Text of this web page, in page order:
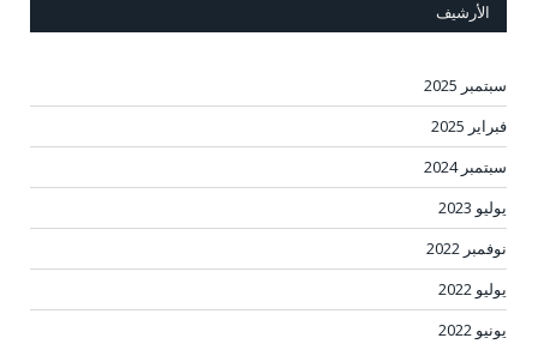
الأرشيف
سبتمبر 2025
فبراير 2025
سبتمبر 2024
يوليو 2023
نوفمبر 2022
يوليو 2022
يونيو 2022